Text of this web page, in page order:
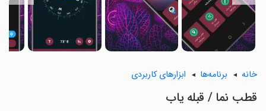
خانه برنامه‌ها ابزارهای کاربردی
‏‏قطب نما / قبله یاب